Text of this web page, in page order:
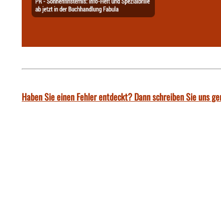
Haben Sie einen Fehler entdeckt? Dann schreiben Sie uns